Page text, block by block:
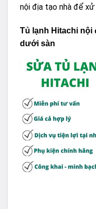
nội địa tạo nhà để xử
Tủ lạnh Hitachi
dưới sàn